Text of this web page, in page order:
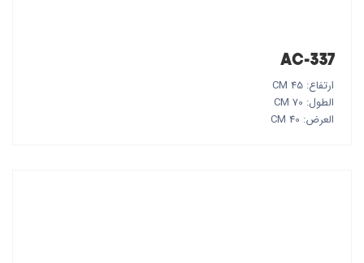
AC-337
ارتفاع: 45 CM
الطول: 70 CM
العرض: 40 CM